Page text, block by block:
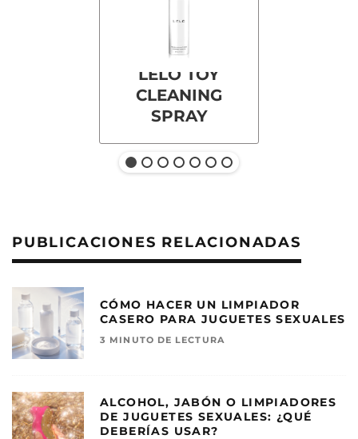
LELO TOY
CLEANING
SPRAY
PUBLICACIONES RELACIONADAS
CÓMO HACER UN LIMPIADOR
CASERO PARA JUGUETES SEXUALES
3 MINUTO DE LECTURA
ALCOHOL, JABÓN O LIMPIADORES
DE JUGUETES SEXUALES: ¿QUÉ
DEBERÍAS USAR?